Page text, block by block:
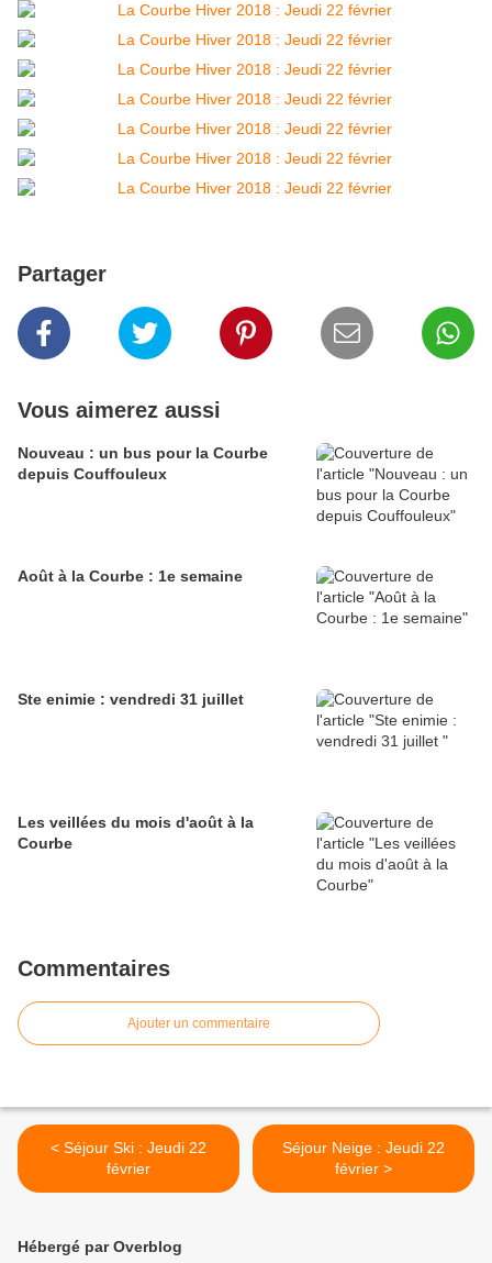
Partager
Vous aimerez aussi
Nouveau : un bus pour la Courbe
depuis Couffouleux
Août à la Courbe : 1e semaine
Ste enimie : vendredi 31 juillet
Les veillées du mois d'août à la
Courbe
Commentaires
Ajouter un commentaire
< Séjour Ski : Jeudi 22
février
Séjour Neige : Jeudi 22
février >
Hébergé par Overblog